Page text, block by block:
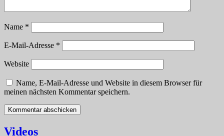
Name *
E-Mail-Adresse *
Website
Name, E-Mail-Adresse und Website in diesem Browser für
meinen nächsten Kommentar speichern.
Videos